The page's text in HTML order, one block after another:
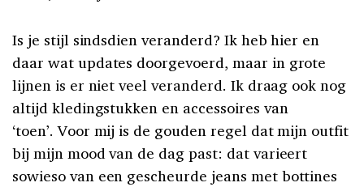
Is je stijl sindsdien veranderd? Ik heb hier en
daar wat updates doorgevoerd, maar in grote
lijnen is er niet veel veranderd. Ik draag ook nog
altijd kledingstukken en accessoires van
‘toen’. Voor mij is de gouden regel dat mijn outfit
bij mijn mood van de dag past: dat varieert
sowieso van een gescheurde jeans met bottines